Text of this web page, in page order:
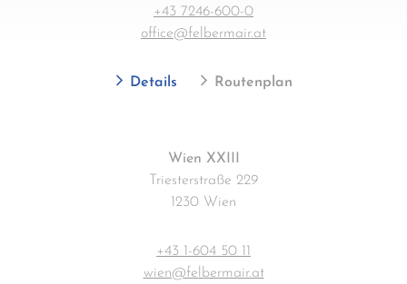
+43 7246-600-0
office@felbermair.at
Details Routenplan
Wien XXIII
Triesterstraße 229
1230 Wien
+43 1-604 50 11
wien@felbermair.at